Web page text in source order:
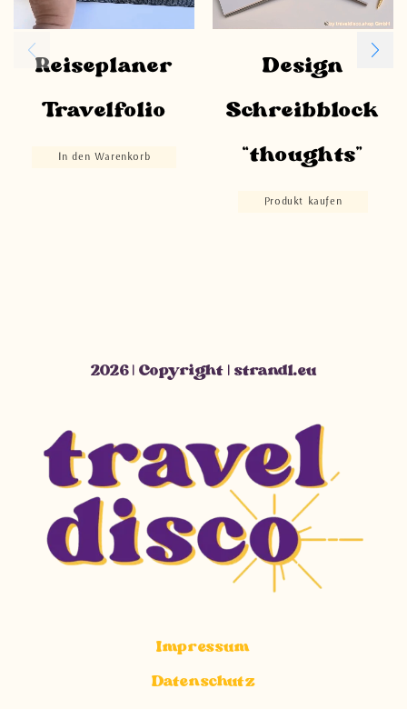
Reiseplaner
Travelfolio
In den Warenkorb
Design
Schreibblock
“thoughts”
Produkt kaufen
2026 | Copyright | strandl.eu
Impressum
Datenschutz